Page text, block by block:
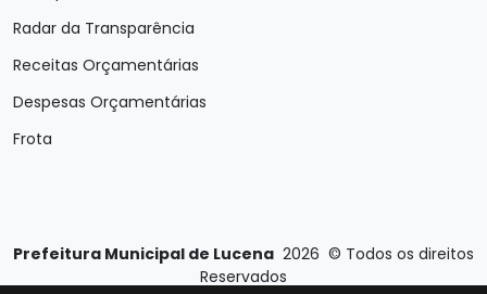
Radar da Transparência
Receitas Orçamentárias
Despesas Orçamentárias
Frota
Prefeitura Municipal de Lucena 2026 © Todos os direitos
Reservados